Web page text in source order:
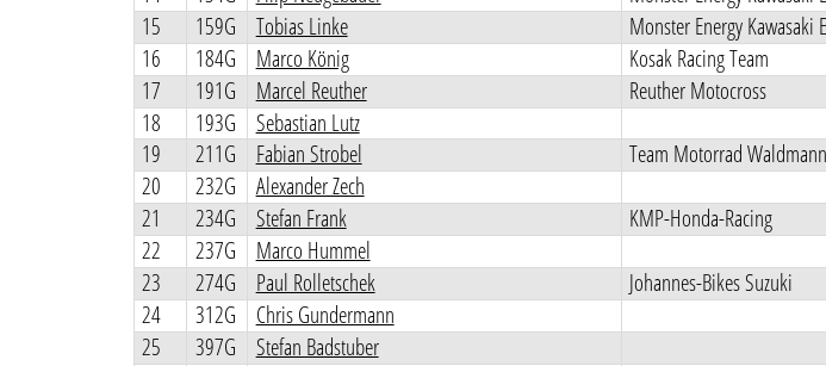
15
159G Tobias Linke Monster Energy Kawasaki
16
184G Marco König Kosak Racing Team
17
191G Marcel Reuther Reuther Motocross
18
193G Sebastian Lutz
19
211G Fabian Strobel Team Motorrad Waldmann
20
232G Alexander Zech
21
234G Stefan Frank KMP-Honda-Racing
22
237G Marco Hummel
23
274G Paul Rolletschek Johannes-Bikes Suzuki
24
312G Chris Gundermann
25
397G Stefan Badstuber